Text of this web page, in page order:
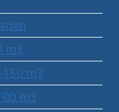
m3
m3
m3